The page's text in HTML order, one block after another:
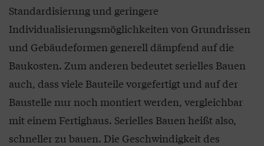
Standardisierung und geringere
Individualisierungsmöglichkeiten von Grundrissen
und Gebäudeformen generell dämpfend auf die
Baukosten. Zum anderen bedeutet serielles Bauen
auch, dass viele Bauteile vorgefertigt und auf der
Baustelle nur noch montiert werden, vergleichbar
mit einem Fertighaus. Serielles Bauen heißt also,
schneller zu bauen. Die Geschwindigkeit des